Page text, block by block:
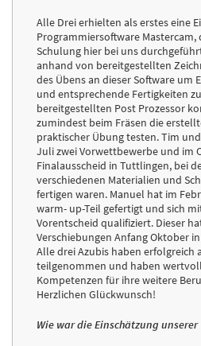
Alle Drei erhielten als erstes eine
Programmiersoftware Mastercam,
Schulung hier bei uns
anhand von bereitgestellten
des Übens an dieser Software um
und entsprechende Fertigkeiten
bereitgestellten Post Prozessor
zumindest beim Fräsen die
praktischer Übung testen. Tim
Juli zwei Vorwettbewerbe und im
Finalausscheid in Tuttlingen, bei
verschiedenen Materialien und
fertigen waren. Manuel hat im
warm- up-Teil gefertigt und sich
Vorentscheid qualifiziert. Dieser
Verschiebungen Anfang Oktober
Alle drei Azubis haben erfolgreich
teilgenommen und haben
Kompetenzen für ihre weitere
Herzlichen Glückwunsch!
Wie war die Einschätzung unserer